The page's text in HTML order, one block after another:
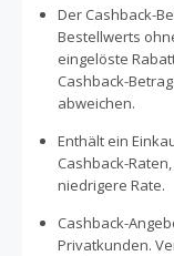
TopCashback
durchs
Der Cashback-
Bestellwerts
eingelöste
Cashback-
abweichen.
Enthält ein
Cashback-
niedrigere Rate.
Cashback-
Privatkunden.